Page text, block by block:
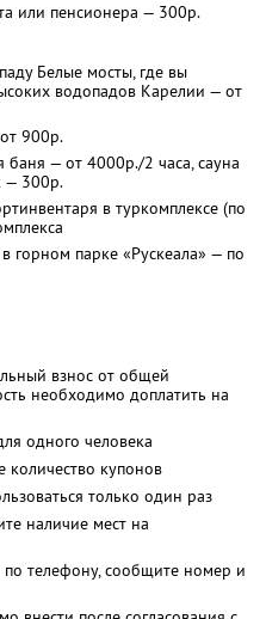
или пенсионера — 300р.
Белые мосты, где вы
водопадов Карелии — от
900р.
баня — от 4000р./2 часа, сауна
— 300р.
в туркомплексе (по
горном парке «Рускеала» — по
взнос от общей
необходимо доплатить на
одного человека
купонов
только один раз
наличие мест на
по телефону, сообщите номер и